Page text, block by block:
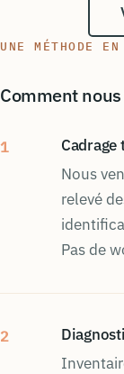
UNE MÉTHODE
Comment
1 Cadrage
Nous
relevé
Pas de
2